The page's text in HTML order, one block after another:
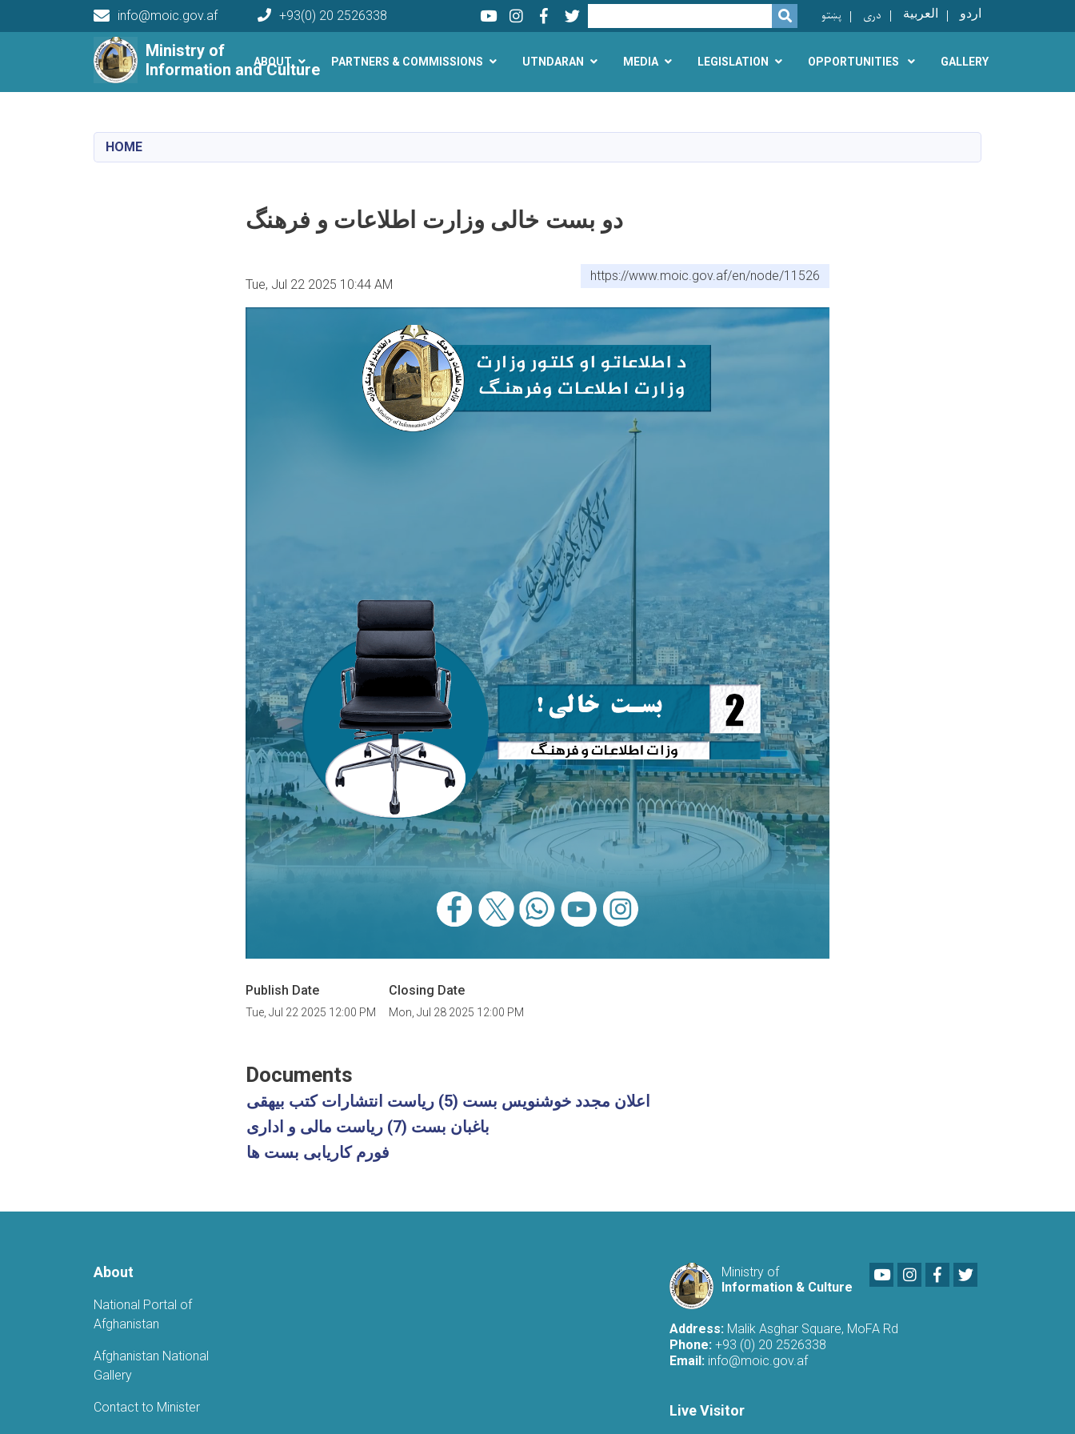
content
Ministry of
Information and Culture
info@moic.gov.af +93(0) 20 2526338 YoutubeLinkedInFacebookTwitter
Search SEARCH
پښتو دری العربية اردو
Main navigation
ABOUT PARTNERS & COMMISSIONS UTNDARAN MEDIA LEGISLATION OPPORTUNITIES GALLERY
HOME
دو بست خالی وزارت اطلاعات و فرهنگ
Tue, Jul 22 2025 10:44 AM
https://www.moic.gov.af/en/node/11526
Publish Date
Tue, Jul 22 2025 12:00 PM
Closing Date
Mon, Jul 28 2025 12:00 PM
Documents
اعلان مجدد خوشنویس بست (5) ریاست انتشارات کتب بیهقی
باغبان بست (7) ریاست مالی و اداری
فورم کاریابی بست ها
About
National Portal of
Afghanistan
Afghanistan National
Gallery
Contact to Minister
Ministry of
Information & Culture
YoutubeLinkedInFacebook
Twitter
Address: Malik Asghar Square, MoFA Rd
Phone: +93 (0) 20 2526338
Email: info@moic.gov.af
Live Visitor